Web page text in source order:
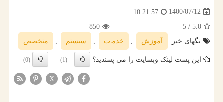
1400/07/12
10:21:57
5.0
/ 5
850
تگهای خبر:
آموزش , خدمات , سیستم , متخصص
این پست لینک وبسایت را می پسندید؟ (1)
(0)
X